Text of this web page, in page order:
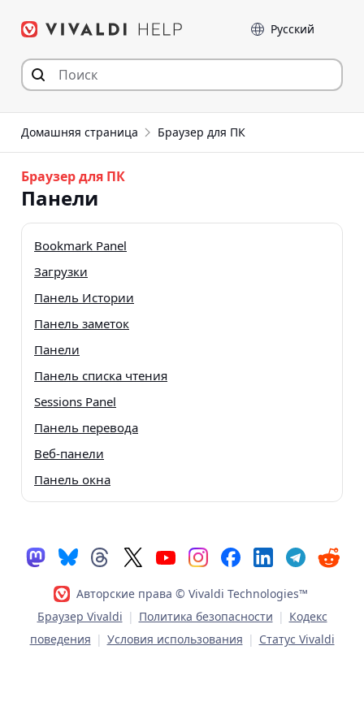
Language
Домашняя страница Браузер для ПК
Браузер для ПК
Панели
Bookmark Panel
Загрузки
Панель Истории
Панель заметок
Панели
Панель списка чтения
Sessions Panel
Панель перевода
Веб-панели
Панель окна
Авторские права © Vivaldi Technologies™
Браузер Vivaldi | Политика безопасности | Кодекс
поведения | Условия использования | Статус Vivaldi